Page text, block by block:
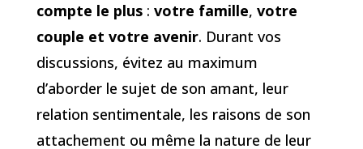
compte le plus: votre famille, votre
couple et votre avenir. Durant vos
discussions, évitez au maximum
d’aborder le sujet de son amant, leur
relation sentimentale, les raisons de son
attachement ou même la nature de leur